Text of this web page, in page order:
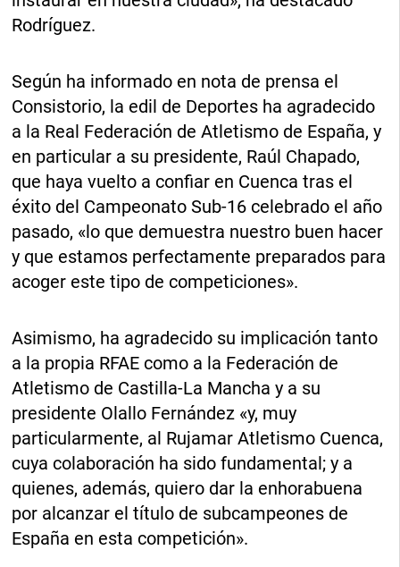
Rodríguez.
Según ha informado en nota de prensa el
Consistorio, la edil de Deportes ha agradecido
a la Real Federación de Atletismo de España, y
en particular a su presidente, Raúl Chapado,
que haya vuelto a confiar en Cuenca tras el
éxito del Campeonato Sub-16 celebrado el año
pasado, «lo que demuestra nuestro buen hacer
y que estamos perfectamente preparados para
acoger este tipo de competiciones».
Asimismo, ha agradecido su implicación tanto
a la propia RFAE como a la Federación de
Atletismo de Castilla-La Mancha y a su
presidente Olallo Fernández «y, muy
particularmente, al Rujamar Atletismo Cuenca,
cuya colaboración ha sido fundamental; y a
quienes, además, quiero dar la enhorabuena
por alcanzar el título de subcampeones de
España en esta competición».